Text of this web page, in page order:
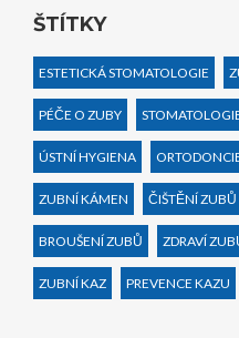
ŠTÍTKY
ESTETICKÁ STOMATOLOGIE
PÉČE O ZUBY
ÚSTNÍ HYGIENA
ZUBNÍ KÁMEN ČIŠTĚNÍ ZUBŮ
BROUŠENÍ ZUBŮ ZDRAVÍ
ZUBNÍ KAZ PREVENCE KAZU